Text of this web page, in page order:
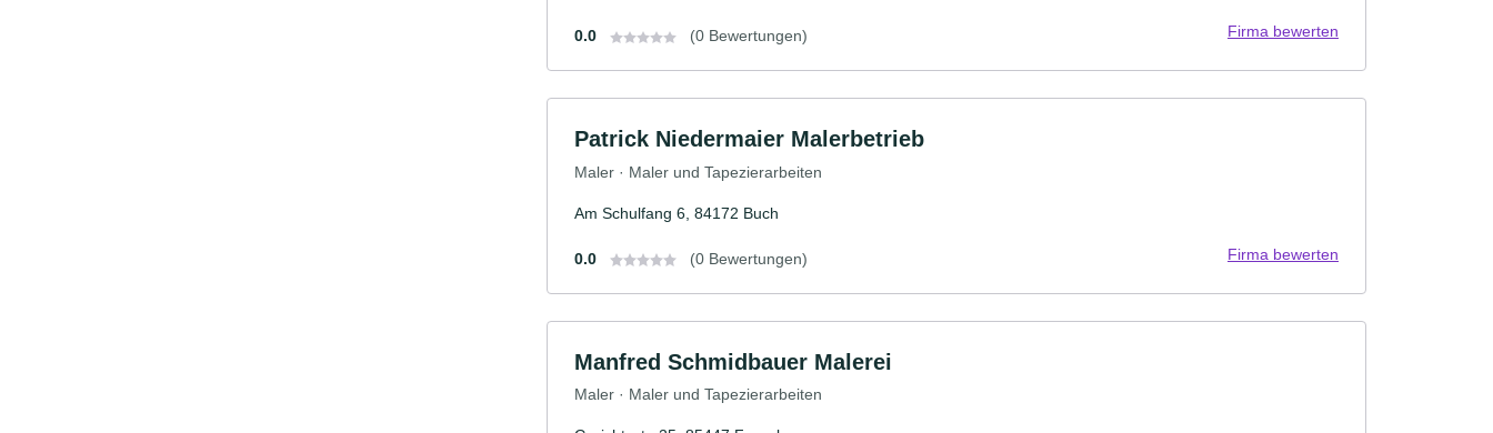
0.0 (0 Bewertungen) Firma bewerten
Patrick Niedermaier Malerbetrieb
Maler · Maler und Tapezierarbeiten
Am Schulfang 6, 84172 Buch
0.0 (0 Bewertungen) Firma bewerten
Manfred Schmidbauer Malerei
Maler · Maler und Tapezierarbeiten